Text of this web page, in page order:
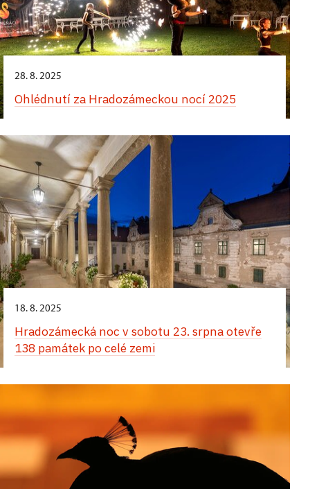
28. 8. 2025
Ohlédnutí za Hradozámeckou nocí 2025
18. 8. 2025
Hradozámecká noc v sobotu 23. srpna otevře
138 památek po celé zemi